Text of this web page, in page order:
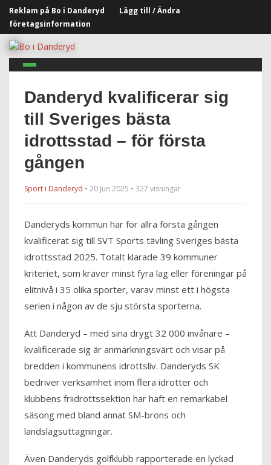
Reklam på Bo i Danderyd
Lägg till / Ändra
företagsinformation
Danderyd kvalificerar sig
till Sveriges bästa
idrottsstad – för första
gången
Sport i Danderyd • 20 Jun 2025 • 327 visningar
Danderyds kommun har för allra första gången
kvalificerat sig till SVT Sports tävling Sveriges bästa
idrottsstad 2025. Totalt klarade 39 kommuner
kriteriet, som kräver minst fyra lag eller föreningar på
elitnivå i 35 olika sporter, varav minst ett i högsta
serien i någon av de sju största sporterna.
Att Danderyd – med sina drygt 32 000 invånare –
kvalificerade sig är anmärkningsvärt och visar på
bredden i kommunens idrottsliv. Danderyds SK
bedriver verksamhet inom flera idrotter och
klubbens friidrottssektion har haft en remarkabel
säsong med bland annat SM-brons och
landslagsuttagningar.
Även Danderyds golfklubb rapporterade en lyckad